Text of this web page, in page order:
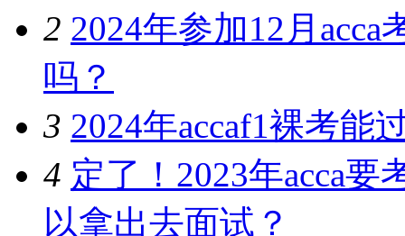
2 2024年参加12月
吗？
3 2024年accaf1裸考能
4 定了！2023年acca
以拿出去面试？